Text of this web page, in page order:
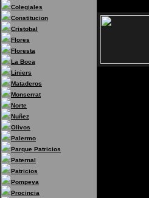
Colegiales
Constitucion
Cristobal
Flores
Floresta
La Boca
Liniers
Mataderos
Monserrat
Norte
Nuñez
Olivos
Palermo
Parque Patricios
Paternal
Patricios
Pompeya
Procincia